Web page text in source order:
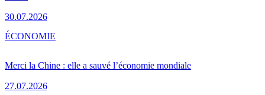
30.07.2026
Merci la Chine : elle a sauvé l’économie mondiale
27.07.2026
ÉCONOMIE